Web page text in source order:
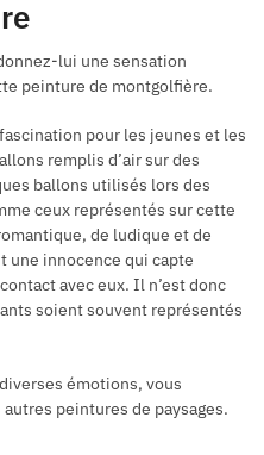
lui une sensation
peinture de montgolfière.
pour les jeunes et les
remplis d’air sur des
ballons utilisés lors des
ceux représentés sur cette
de ludique et de
une innocence qui capte
avec eux. Il n’est donc
soient souvent représentés
émotions, vous
peintures de paysages.